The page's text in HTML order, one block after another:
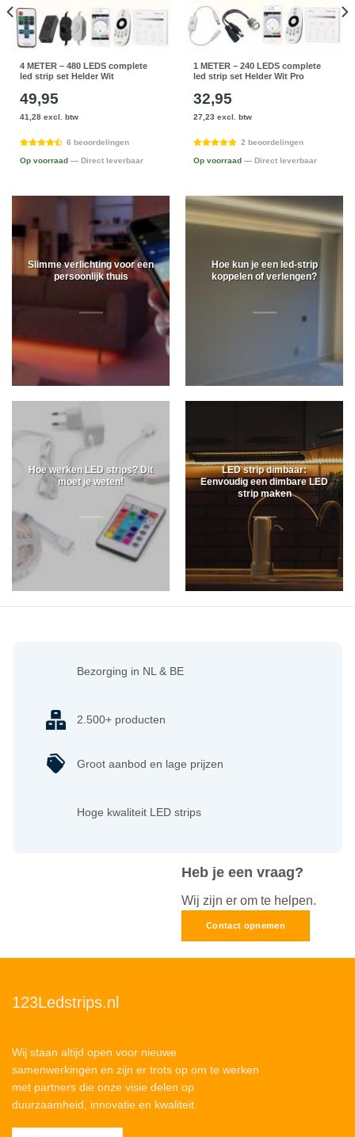
4 METER – 480 LEDS complete
led strip set Helder Wit
49,95
41,28 excl. btw
6 beoordelingen
Op voorraad — Direct leverbaar
1 METER – 240 LEDS complete
led strip set Helder Wit Pro
32,95
27,23 excl. btw
2 beoordelingen
Op voorraad — Direct leverbaar
Slimme verlichting voor een
persoonlijk thuis
Hoe kun je een led-strip
koppelen of verlengen?
Hoe werken LED strips? Dit
moet je weten!
LED strip dimbaar:
Eenvoudig een dimbare LED
strip maken
Heb je een vraag?
Wij zijn er om te helpen.
Contact opnemen
Bezorging in NL & BE
2.500+ producten
Groot aanbod en lage prijzen
Hoge kwaliteit LED strips
123Ledstrips.nl
Wij staan altijd open voor nieuwe
samenwerkingen en zijn er trots op om te werken
met partners die onze visie delen op
duurzaamheid, innovatie en kwaliteit.